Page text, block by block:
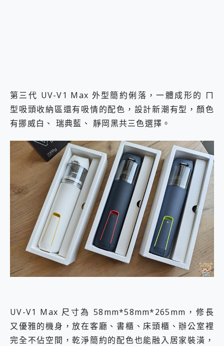
第三代 UV-V1 Max 外型簡約俐落，一體成形的 ㄇ
型吸頭收納區還有吸情的配色，設計新潮有型，顏色
有挪威白、 瑞典藍、 靜岡黑共三色選擇。
UV-V1 Max 尺寸為 58mm*58mm*265mm，修長
又優雅的機身，放在客廳、書櫃、床頭櫃、辦公室裡
完全不佔空間，乾淨簡約的配色也能融入居家裝潢，